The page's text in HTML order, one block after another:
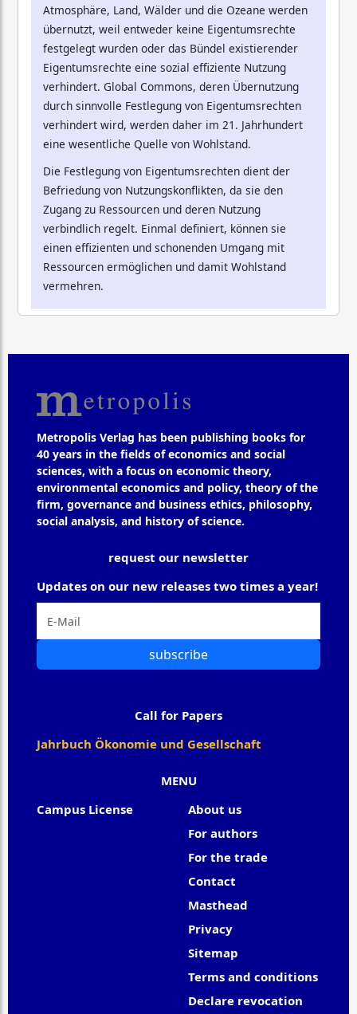
Atmosphäre, Land, Wälder und die Ozeane werden
übernutzt, weil entweder keine Eigentumsrechte
festgelegt wurden oder das Bündel existierender
Eigentumsrechte eine sozial effiziente Nutzung
verhindert. Global Commons, deren Übernutzung
durch sinnvolle Festlegung von Eigentumsrechten
verhindert wird, werden daher im 21. Jahrhundert
eine wesentliche Quelle von Wohlstand.
Die Festlegung von Eigentumsrechten dient der
Befriedung von Nutzungskonflikten, da sie den
Zugang zu Ressourcen und deren Nutzung
verbindlich regelt. Einmal definiert, können sie
einen effizienten und schonenden Umgang mit
Ressourcen ermöglichen und damit Wohlstand
vermehren.
Metropolis Verlag has been publishing books for
40 years in the fields of economics and social
sciences, with a focus on economic theory,
environmental economics and policy, theory of the
firm, governance and business ethics, philosophy,
social analysis, and history of science.
MENU
Campus License
About us
For authors
For the trade
Contact
Masthead
Privacy
Sitemap
Terms and conditions
Declare revocation
request our newsletter
Updates on our new releases two times a year!
subscribe
Call for Papers
Jahrbuch Ökonomie und Gesellschaft